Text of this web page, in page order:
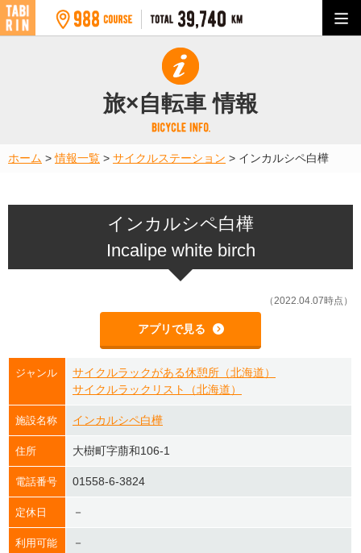
旅×自転車 情報
ホーム >情報一覧 > サイクルステーション > インカルシペ白樺
インカルシペ白樺
Incalipe white birch
（2022.04.07時点）
アプリで見る
ジャンル
サイクルラックがある休憩所（北海道）
サイクルラックリスト（北海道）
施設名称 インカルシペ白樺
住所 大樹町字萠和106-1
電話番号 01558-6-3824
定休日 －
利用可能
－